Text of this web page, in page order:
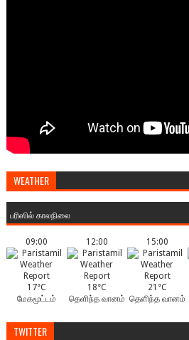
WEATHER
பரிஸில் காலநிலை
09:00
17°C
மேகமூட்டம்
12:00
18°C
தெளிந்த வானம்
15:00
21°C
தெளிந்த வானம்
TWITTER